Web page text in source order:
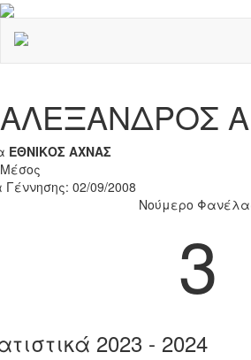
ΑΛΕΞΑΝΔΡΟΣ
ΕΘΝΙΚΟΣ ΑΧΝΑΣ
Γέννησης: 02/09/2008
Νούμερο
3
2023 - 2024